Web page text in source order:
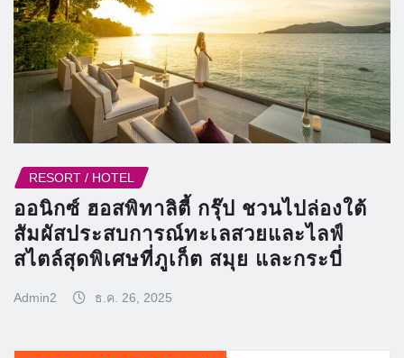
RESORT / HOTEL
ออนิกซ์ ฮอสพิทาลิตี้ กรุ๊ป ชวนไปล่องใต้
สัมผัสประสบการณ์ทะเลสวยและไลฟ์
สไตล์สุดพิเศษที่ภูเก็ต สมุย และกระบี่
Admin2 ธ.ค. 26, 2025